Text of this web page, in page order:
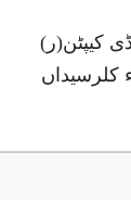
کیپٹن(ر)
کلرسیداں